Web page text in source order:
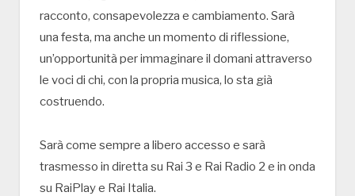
racconto, consapevolezza e cambiamento. Sarà
una festa, ma anche un momento di riflessione,
un’opportunità per immaginare il domani attraverso
le voci di chi, con la propria musica, lo sta già
costruendo.
Sarà come sempre a libero accesso e sarà
trasmesso in diretta su Rai 3 e Rai Radio 2 e in onda
su RaiPlay e Rai Italia.